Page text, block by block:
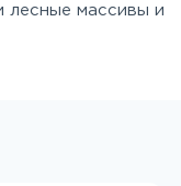
лесные массивы и